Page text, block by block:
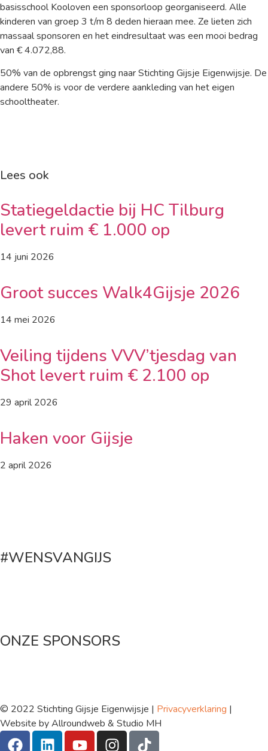
basisschool Kooloven een sponsorloop georganiseerd. Alle
kinderen van groep 3 t/m 8 deden hieraan mee. Ze lieten zich
massaal sponsoren en het eindresultaat was een mooi bedrag
van € 4.072,88.
50% van de opbrengst ging naar Stichting Gijsje Eigenwijsje. De
andere 50% is voor de verdere aankleding van het eigen
schooltheater.
Lees ook
Statiegeldactie bij HC Tilburg
levert ruim € 1.000 op
14 juni 2026
Groot succes Walk4Gijsje 2026
14 mei 2026
Veiling tijdens VVV’tjesdag van
Shot levert ruim € 2.100 op
29 april 2026
Haken voor Gijsje
2 april 2026
#WENSVANGIJS
ONZE SPONSORS
© 2022 Stichting Gijsje Eigenwijsje | Privacyverklaring |
Website by Allroundweb & Studio MH